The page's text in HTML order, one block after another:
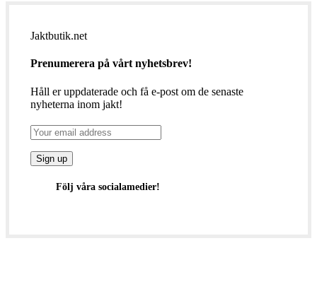
Jaktbutik.net
Prenumerera på vårt nyhetsbrev!
Håll er uppdaterade och få e-post om de senaste
nyheterna inom jakt!
Följ våra socialamedier!